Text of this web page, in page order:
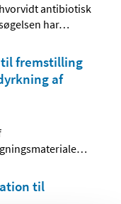
antibiotisk
har…
til fremstilling
af
…
til